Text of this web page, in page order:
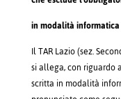
in modalità
Il TAR Lazio (sez.
si allega, con
scritta in modalità